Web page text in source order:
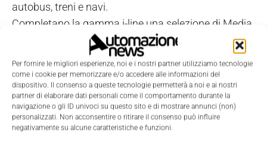
Per fornire le migliori esperienze, noi e i nostri partner utilizziamo tecnologie
come i cookie per memorizzare e/o accedere alle informazioni del
dispositivo. Il consenso a queste tecnologie permetterà a noi e ai nostri
partner di elaborare dati personali come il comportamento durante la
navigazione o gli ID univoci su questo sito e di mostrare annunci (non)
personalizzati. Non acconsentire o ritirare il consenso può influire
negativamente su alcune caratteristiche e funzioni.
autobus, treni e navi.
Completano la gamma i-line una selezione di Media
Converter Ethernet. Il convertitore Mci-211G
10/100/100TX in fibra ottica Gigabit e il ricevitore
hot-swap Small Form-factor Plugable (Sfp)
consentono all'unità di funzionare su quasi
qualunque tipo di fibra e a distanza supportata da
Sfp. Il modello Mci-422 non è solo un convertitore a